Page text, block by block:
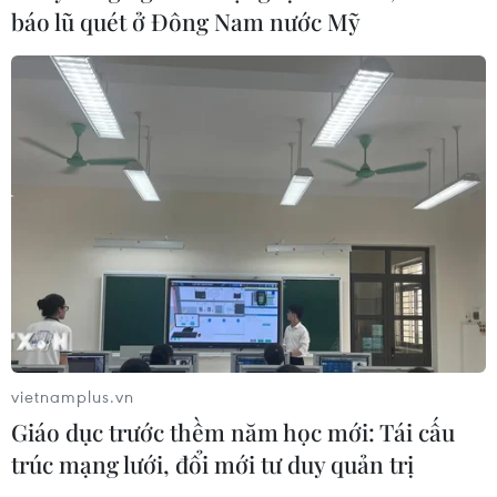
CƠ QUAN CHỦ QUẢN: THÔNG TẤN XÃ VIỆT NAM
Tổng Biên tập: TRẦN TIẾN DUẨN
Phó Tổng Biên tập: NGUYỄN THỊ TÁM, KHÚC THANH
Sở hữu trí tuệ
Quy định sử dụng
RSS
Hỗ trợ
Ngôn ngữ
TTXVN
Dịch vụ tin
Quảng cáo
báo lũ quét ở Đông Nam nước Mỹ
vietnamplus.vn
Giáo dục trước thềm năm học mới: Tái cấu
trúc mạng lưới, đổi mới tư duy quản trị